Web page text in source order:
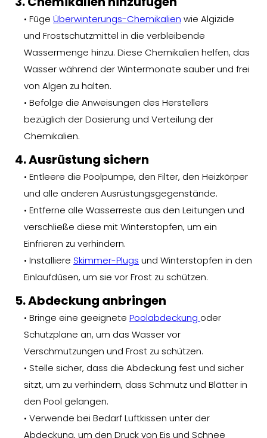
• Füge Überwinterungs-Chemikalien wie Algizide
und Frostschutzmittel in die verbleibende
Wassermenge hinzu. Diese Chemikalien helfen, das
Wasser während der Wintermonate sauber und frei
von Algen zu halten.
• Befolge die Anweisungen des Herstellers
bezüglich der Dosierung und Verteilung der
Chemikalien.
4. Ausrüstung sichern
• Entleere die Poolpumpe, den Filter, den Heizkörper
und alle anderen Ausrüstungsgegenstände.
• Entferne alle Wasserreste aus den Leitungen und
verschließe diese mit Winterstopfen, um ein
Einfrieren zu verhindern.
• Installiere Skimmer-Plugs und Winterstopfen in den
Einlaufdüsen, um sie vor Frost zu schützen.
5. Abdeckung anbringen
• Bringe eine geeignete Poolabdeckung oder
Schutzplane an, um das Wasser vor
Verschmutzungen und Frost zu schützen.
• Stelle sicher, dass die Abdeckung fest und sicher
sitzt, um zu verhindern, dass Schmutz und Blätter in
den Pool gelangen.
• Verwende bei Bedarf Luftkissen unter der
Abdeckung, um den Druck von Eis und Schnee